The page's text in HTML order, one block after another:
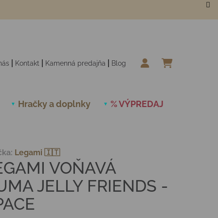
Kontakt Kamenná predajňa Blog
Hračky a doplnky % VÝPREDAJ
VOŇAVÁ
JELLY FRIENDS -
Legami 🇮🇹